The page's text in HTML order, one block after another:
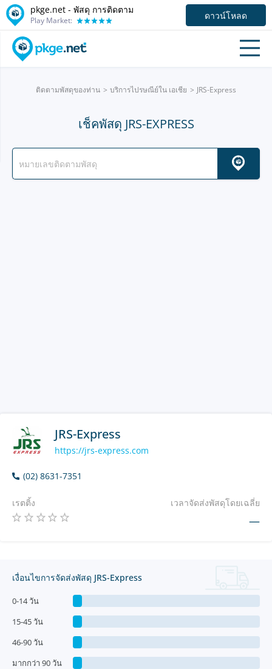
pkge.net - พัสดุ การติดตาม
Play Market: ดาวน์โหลด
ติดตามพัสดุของท่าน บริการไปรษณีย์ใน เอเชีย JRS-Express
เช็คพัสดุ JRS-EXPRESS
JRS-Express
https://jrs-express.com
(02) 8631-7351
เรตติ้ง เวลาจัดส่งพัสดุโดยเฉลี่ย
—
เงื่อนไขการจัดส่งพัสดุ JRS-Express
0-14 วัน
15-45 วัน
46-90 วัน
มากกว่า 90 วัน